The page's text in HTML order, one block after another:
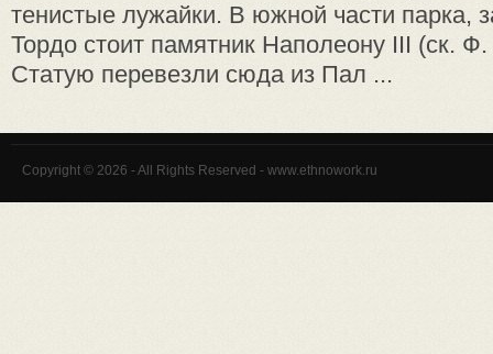
тенистые лужайки. В южной час­ти парка,
Тордо стоит памятник Наполеону III (ск.
Статую пе­ревезли сюда из Пал ...
Copyright © 2026 - All Rights Reserved - www.ethnowork.ru